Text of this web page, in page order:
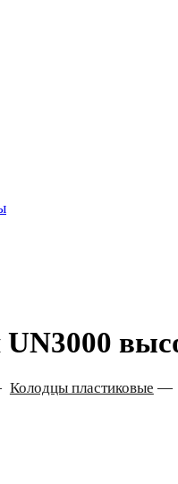
Колодцы пластиковые —